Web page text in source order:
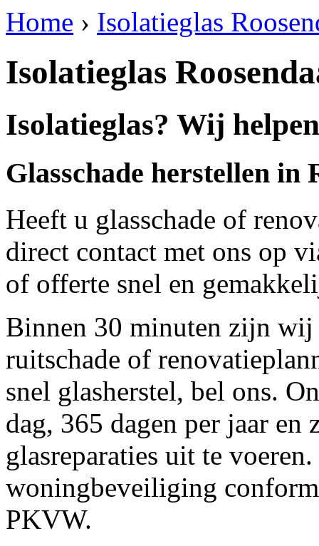
Home › Isolatieglas
Isolatieglas
Isolatieglas? Wij
Glasschade herstellen in
Heeft u glasschade of
direct contact met ons op
of offerte snel en
Binnen 30 minuten zijn wij
ruitschade of
snel glasherstel, bel ons.
dag, 365 dagen per jaar
glasreparaties uit te
woningbeveiliging
PKVW.